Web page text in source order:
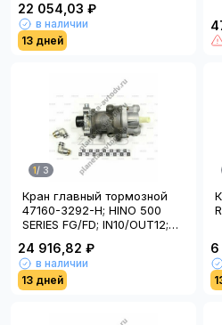
22 054,03 ₽
в наличии
13 дней
1/ 3
Кран главный тормозной
47160-3292-H; HINO 500
SERIES FG/FD; IN10/OUT12;
24 916,82 ₽
в наличии
13 дней
6